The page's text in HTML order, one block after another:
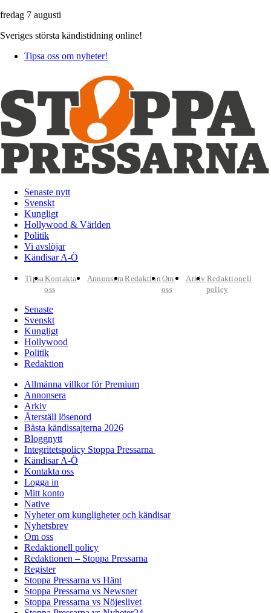
fredag 7 augusti
Sveriges största kändistidning online!
Tipsa oss om nyheter!
Senaste nytt
Svenskt
Kungligt
Hollywood & Världen
Politik
Vi avslöjar
Kändisar A-Ö
TipsaKontakta
oss
AnnonseraRedaktion Om
oss
Arkiv Redaktionell
policy
Senaste
Svenskt
Kungligt
Hollywood
Politik
Redaktion
Allmänna villkor för Premium
Annonsera
Arkiv
Återställ lösenord
Bästa kändissajterna 2026
Bloggnytt
Integritetspolicy Stoppa Pressarna
Kändisar A-Ö
Kontakta oss
Logga in
Mitt konto
Native
Nyheter om kungligheter och kändisar
Nyhetsbrev
Om oss
Redaktionell policy
Redaktionen – Stoppa Pressarna
Register
Stoppa Pressarna vs Hänt
Stoppa Pressarna vs Newsner
Stoppa Pressarna vs Nöjeslivet